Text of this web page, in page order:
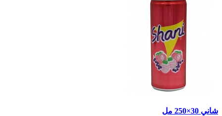
شاني 30×250 مل